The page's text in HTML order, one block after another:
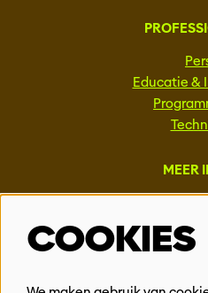
Educatie &
MEER
Events &
COOKIES